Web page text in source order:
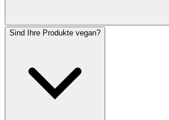
Sind Ihre Produkte vegan?